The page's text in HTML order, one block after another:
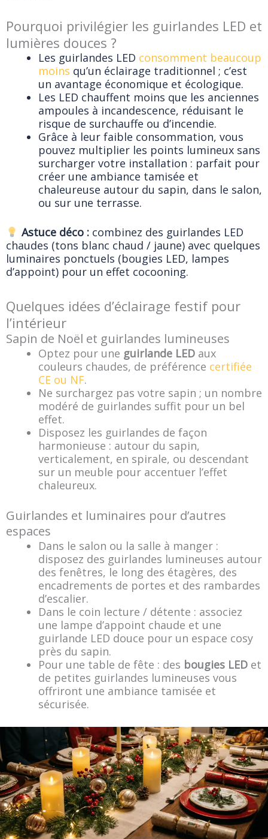
Pourquoi privilégier les guirlandes LED et
lumières douces ?
Les guirlandes LED consomment beaucoup
moins qu’un éclairage traditionnel ; c’est
un avantage économique et écologique.
Les LED chauffent moins que les anciennes
ampoules à incandescence, réduisant le
risque de surchauffe ou d’incendie.
Grâce à leur faible consommation, vous
pouvez multiplier les points lumineux sans
surcharger votre installation : parfait pour
créer une ambiance tamisée et
chaleureuse autour du sapin, dans le salon,
ou sur une terrasse.
Astuce déco :combinez des guirlandes LED
chaudes (tons blanc chaud / jaune) avec quelques
luminaires ponctuels (bougies LED, lampes
d’appoint) pour un effet cocooning.
Quelques idées d’éclairage festif pour
l’intérieur
Sapin de Noël et guirlandes lumineuses
Optez pour une guirlande LED aux
couleurs chaudes, de préférence certifiée
CE ou NF.
Ne surchargez pas votre sapin ; un nombre
modéré de guirlandes suffit pour un bel
effet.
Disposez les guirlandes de façon
harmonieuse : autour du sapin,
verticalement, en spirale, ou descendant
sur un meuble pour accentuer l’effet
chaleureux.
Guirlandes et luminaires pour d’autres
espaces
Dans le salon ou la salle à manger :
disposez des guirlandes lumineuses autour
des fenêtres, le long des étagères, des
encadrements de portes et des rambardes
d’escalier.
Dans le coin lecture / détente : associez
une lampe d’appoint chaude et une
guirlande LED douce pour un espace cosy
près du sapin.
Pour une table de fête : des bougies LED et
de petites guirlandes lumineuses vous
offriront une ambiance tamisée et
sécurisée.